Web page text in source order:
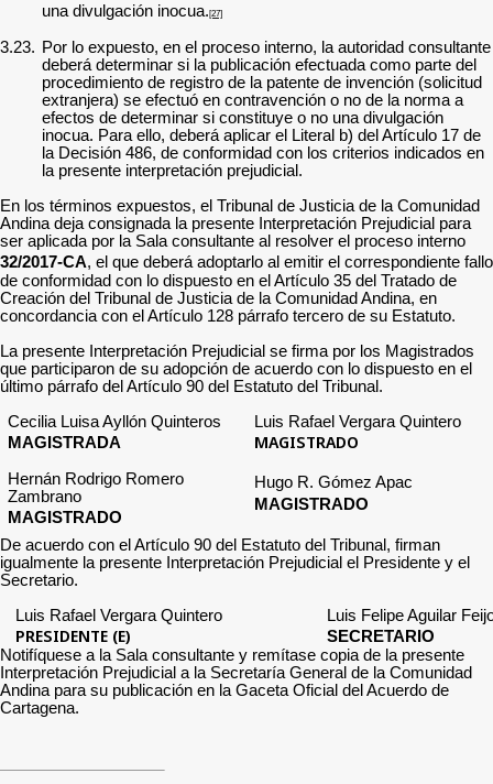
una divulgación inocua. [27]
3.23. Por lo expuesto, en el proceso interno, la autoridad consultante
deberá determinar si la publicación efectuada como parte del
procedimiento de registro de la patente de invención (solicitud
extranjera) se efectuó en contravención o no de la norma a
efectos de determinar si constituye o no una divulgación
inocua. Para ello, deberá aplicar el Literal b) del Artículo 17 de
la Decisión 486, de conformidad con los criterios indicados en
la presente interpretación prejudicial.
En los términos expuestos, el Tribunal de Justicia de la Comunidad
Andina deja consignada la presente Interpretación Prejudicial para
ser aplicada por la Sala consultante al resolver el proceso interno
32/2017-CA, el que deberá adoptarlo al emitir el correspondiente fallo
de conformidad con lo dispuesto en el Artículo 35 del Tratado de
Creación del Tribunal de Justicia de la Comunidad Andina, en
concordancia con el Artículo 128 párrafo tercero de su Estatuto.
La presente Interpretación Prejudicial se firma por los Magistrados
que participaron de su adopción de acuerdo con lo dispuesto en el
último párrafo del Artículo 90 del Estatuto del Tribunal.
Cecilia Luisa Ayllón Quinteros
MAGISTRADA
Luis Rafael Vergara Quintero
MAGISTRADO
Hernán Rodrigo Romero
Zambrano
MAGISTRADO
Hugo R. Gómez Apac
MAGISTRADO
De acuerdo con el Artículo 90 del Estatuto del Tribunal, firman
igualmente la presente Interpretación Prejudicial el Presidente y el
Secretario.
Luis Rafael Vergara Quintero
PRESIDENTE (E)
Luis Felipe Aguilar
SECRETARIO
Notifíquese a la Sala consultante y remítase copia de la presente
Interpretación Prejudicial a la Secretaría General de la Comunidad
Andina para su publicación en la Gaceta Oficial del Acuerdo de
Cartagena.